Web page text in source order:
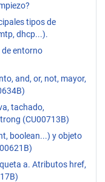
tipos de
dhcp...).
entorno
and, or, not, mayor,
tachado,
(CU00713B)
boolean...) y objeto
a. Atributos href,